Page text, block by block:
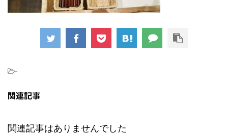
-
関連記事
関連記事はありませんでした